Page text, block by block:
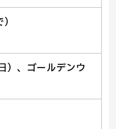
）、ゴールデンウ